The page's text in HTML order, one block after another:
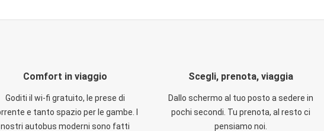
Comfort in viaggio
Goditi il wi-fi gratuito, le prese di
e tanto spazio per le gambe. I
nostri autobus moderni sono fatti
Scegli, prenota, viaggia
Dallo schermo al tuo posto a sedere in
pochi secondi. Tu prenota, al resto ci
pensiamo noi.